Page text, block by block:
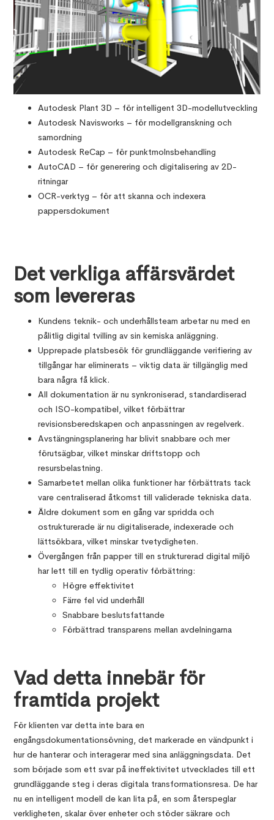
Autodesk Plant 3D – för intelligent 3D-modellutveckling
Autodesk Navisworks – för modellgranskning och
samordning
Autodesk ReCap – för punktmolnsbehandling
AutoCAD – för generering och digitalisering av 2D-
ritningar
OCR-verktyg – för att skanna och indexera
pappersdokument
Det verkliga affärsvärdet
som levereras
Kundens teknik- och underhållsteam arbetar nu med en
pålitlig digital tvilling av sin kemiska anläggning.
Upprepade platsbesök för grundläggande verifiering av
tillgångar har eliminerats – viktig data är tillgänglig med
bara några få klick.
All dokumentation är nu synkroniserad, standardiserad
och ISO-kompatibel, vilket förbättrar
revisionsberedskapen och anpassningen av regelverk.
Avstängningsplanering har blivit snabbare och mer
förutsägbar, vilket minskar driftstopp och
resursbelastning.
Samarbetet mellan olika funktioner har förbättrats tack
vare centraliserad åtkomst till validerade tekniska data.
Äldre dokument som en gång var spridda och
ostrukturerade är nu digitaliserade, indexerade och
lättsökbara, vilket minskar tvetydigheten.
Övergången från papper till en strukturerad digital miljö
har lett till en tydlig operativ förbättring:
Högre effektivitet
Färre fel vid underhåll
Snabbare beslutsfattande
Förbättrad transparens mellan avdelningarna
Vad detta innebär för
framtida projekt
För klienten var detta inte bara en
engångsdokumentationsövning, det markerade en vändpunkt i
hur de hanterar och interagerar med sina anläggningsdata. Det
som började som ett svar på ineffektivitet utvecklades till ett
grundläggande steg i deras digitala transformationsresa. De har
nu en intelligent modell de kan lita på, en som återspeglar
verkligheten, skalar över enheter och stöder säkrare och